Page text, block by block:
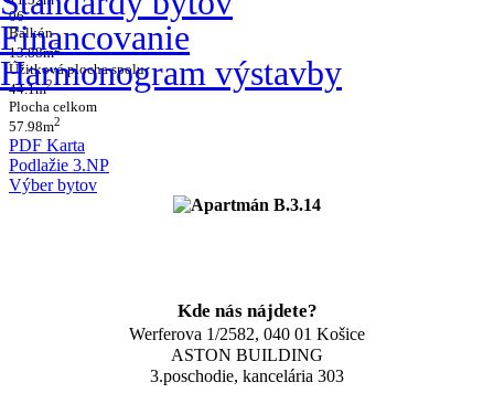
Financovanie
Harmonogram výstavby
06
Balkón
13.88m2
Úžitková plocha spolu
44.1m2
Plocha celkom
57.98m2
PDF Karta
Podlažie 3.NP
Výber bytov
Kde nás nájdete?
Werferova 1/2582, 040 01 Košice
ASTON BUILDING
3.poschodie, kancelária 303